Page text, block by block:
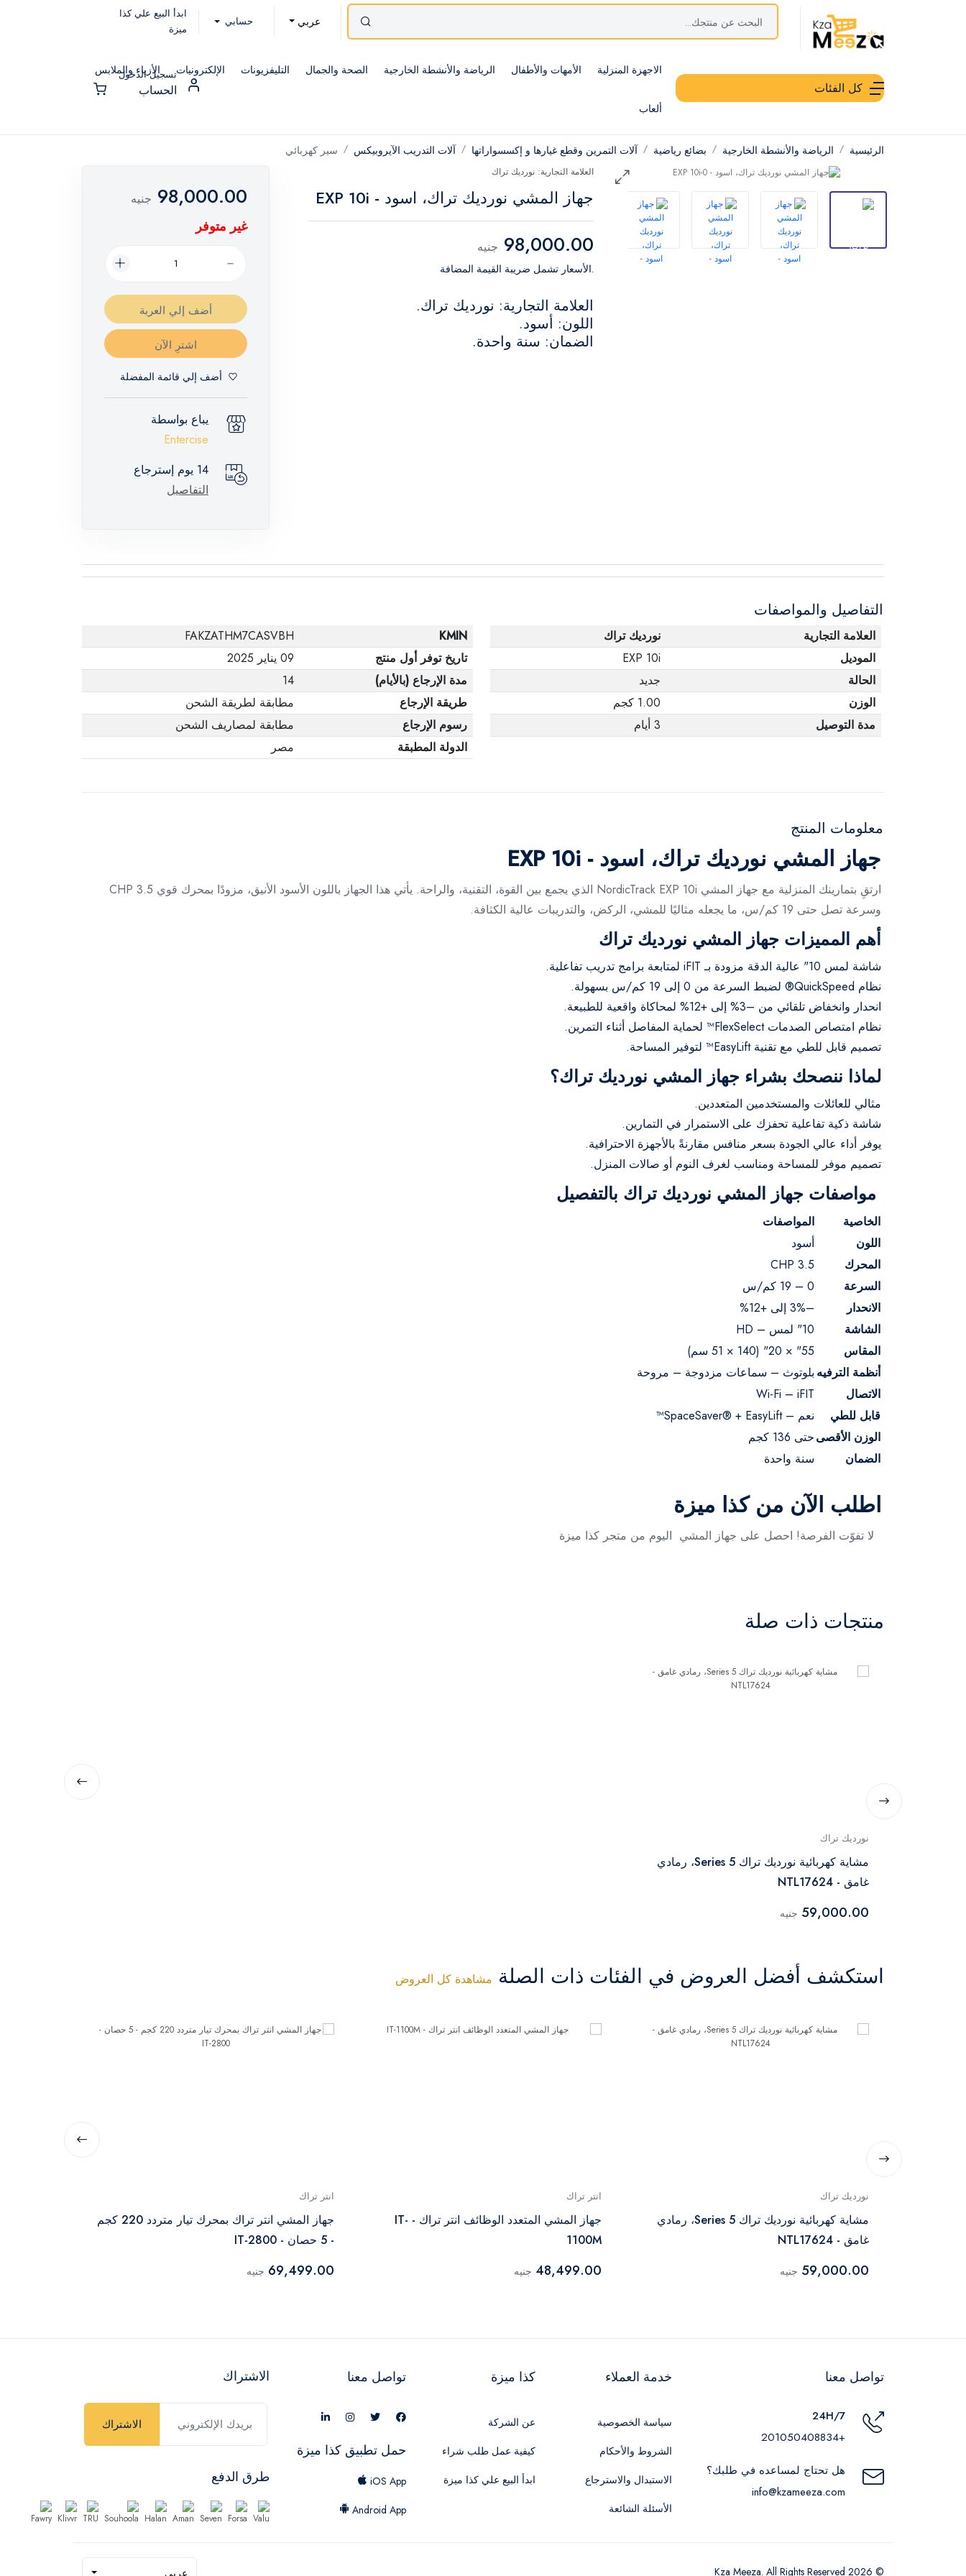
عربي حسابي
ابدأ البيع علي كذا
ميزة
كل الفئات
الاجهزة المنزلية الأمهات والأطفال الرياضة والأنشطة الخارجية الصحة والجمال التليفزيونات الإلكترونيات الأزياء والملابس
ألعاب
تسجيل الدخول
الحساب
الرئيسية الرياضة والأنشطة الخارجية بضائع رياضية آلات التمرين وقطع غيارها و إكسسواراتها آلات التدريب الآيروبيكس سير كهربائي
العلامة التجارية: نورديك تراك
جهاز المشي نورديك تراك، اسود - EXP 10i
98,000.00 جنيه
.الأسعار تشمل ضريبة القيمة المضافة
العلامة التجارية: نورديك تراك.
اللون: أسود.
الضمان: سنة واحدة.
98,000.00 جنيه
غير متوفر
أضف إلي العربة
اشترِ الآن
أضف إلي قائمة المفضلة
يباع بواسطة
Entercise
14 يوم إسترجاع
التفاصيل
التفاصيل والمواصفات
العلامة التجارية
نورديك تراك
الموديل
EXP 10i
الحالة
جديد
الوزن
1.00 كجم
مدة التوصيل
3 أيام
KMIN
FAKZATHM7CASVBH
تاريخ توفر أول منتج
09 يناير 2025
مدة الإرجاع (بالأيام)
14
طريقة الإرجاع
مطابقة لطريقة الشحن
رسوم الإرجاع
مطابقة لمصاريف الشحن
الدولة المطبقة
مصر
معلومات المنتج
جهاز المشي نورديك تراك، اسود - EXP 10i
ارتقِ بتمارينك المنزلية مع جهاز المشي NordicTrack EXP 10i الذي يجمع بين القوة، التقنية، والراحة. يأتي هذا الجهاز باللون الأسود الأنيق، مزودًا بمحرك قوي 3.5 CHP
وسرعة تصل حتى 19 كم/س، ما يجعله مثاليًا للمشي، الركض، والتدريبات عالية الكثافة.
أهم المميزات جهاز المشي نورديك تراك
شاشة لمس 10" عالية الدقة مزودة بـ iFIT لمتابعة برامج تدريب تفاعلية.
نظام QuickSpeed® لضبط السرعة من 0 إلى 19 كم/س بسهولة.
انحدار وانخفاض تلقائي من –3% إلى +12% لمحاكاة واقعية للطبيعة.
نظام امتصاص الصدمات FlexSelect™ لحماية المفاصل أثناء التمرين.
تصميم قابل للطي مع تقنية EasyLift™ لتوفير المساحة.
لماذا ننصحك بشراء جهاز المشي نورديك تراك؟
مثالي للعائلات والمستخدمين المتعددين.
شاشة ذكية تفاعلية تحفزك على الاستمرار في التمارين.
يوفر أداء عالي الجودة بسعر منافس مقارنةً بالأجهزة الاحترافية.
تصميم موفر للمساحة ومناسب لغرف النوم أو صالات المنزل.
مواصفات جهاز المشي نورديك تراك بالتفصيل
الخاصية
المواصفات
اللون
أسود
المحرك
3.5 CHP
السرعة
0 – 19 كم/س
الانحدار
–3% إلى +12%
الشاشة
10" لمس – HD
المقاس
55" × 20" (140 × 51 سم)
أنظمة الترفيه بلوتوث – سماعات مزدوجة – مروحة
الاتصال
Wi-Fi – iFIT
قابل للطي
نعم – SpaceSaver® + EasyLift™
الوزن الأقصىحتى 136 كجم
الضمان
سنة واحدة
اطلب الآن من كذا ميزة
لا تفوّت الفرصة! احصل على جهاز المشي اليوم من متجر كذا ميزة
منتجات ذات صلة
نورديك تراك
مشاية كهربائية نورديك تراك Series 5، رمادي
غامق - NTL17624
59,000.00 جنيه
استكشف أفضل العروض في الفئات ذات الصلة مشاهدة كل العروض
نورديك تراك
مشاية كهربائية نورديك تراك Series 5، رمادي
غامق - NTL17624
59,000.00 جنيه
انتر تراك
جهاز المشي المتعدد الوظائف انتر تراك - IT-
1100M
48,499.00 جنيه
انتر تراك
جهاز المشي انتر تراك بمحرك تيار متردد 220 كجم
- 5 حصان - IT-2800
69,499.00 جنيه
تواصل معنا
24H/7
+201050408834
هل تحتاج لمساعده في طلبك؟
info@kzameeza.com
خدمة العملاء
سياسة الخصوصية
الشروط والأحكام
الاستبدال والاسترجاع
الأسئلة الشائعة
كذا ميزة
عن الشركة
كيفية عمل طلب شراء
ابدأ البيع علي كذا ميزة
تواصل معنا
حمل تطبيق كذا ميزة
iOS App
Android App
الاشتراك
الاشتراك
طرق الدفع
© 2026 Kza Meeza. All Rights Reserved عربي